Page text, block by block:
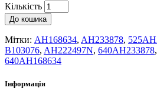
Кількість
До кошика
Мітки: AH168634, AH233878,
B103076, AH222497N, 640AH233878,
640AH168634
Інформація